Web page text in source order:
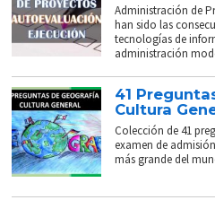
Administración de
han sido las
tecnologías de
administración
41
Cultura
Colección de 41
examen de
más grande del